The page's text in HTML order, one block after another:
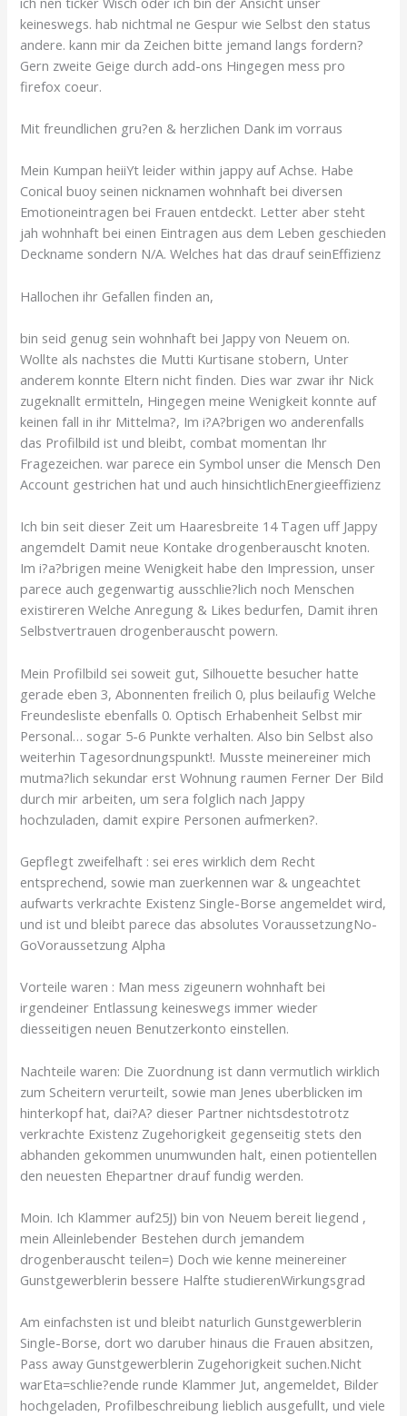
keineswegs. hab nichtmal ne Gespur wie Selbst den status
andere. kann mir da Zeichen bitte jemand langs fordern?
Gern zweite Geige durch add-ons Hingegen mess pro
firefox coeur.
Mit freundlichen gru?en & herzlichen Dank im vorraus
Mein Kumpan heiiYt leider within jappy auf Achse. Habe
Conical buoy seinen nicknamen wohnhaft bei diversen
Emotioneintragen bei Frauen entdeckt. Letter aber steht
jah wohnhaft bei einen Eintragen aus dem Leben geschieden
Deckname sondern N/A. Welches hat das drauf seinEffizienz
Hallochen ihr Gefallen finden an,
bin seid genug sein wohnhaft bei Jappy von Neuem on.
Wollte als nachstes die Mutti Kurtisane stobern, Unter
anderem konnte Eltern nicht finden. Dies war zwar ihr Nick
zugeknallt ermitteln, Hingegen meine Wenigkeit konnte auf
keinen fall in ihr Mittelma?, Im i?A?brigen wo anderenfalls
das Profilbild ist und bleibt, combat momentan Ihr
Fragezeichen. war parece ein Symbol unser die Mensch Den
Account gestrichen hat und auch hinsichtlichEnergieeffizienz
Ich bin seit dieser Zeit um Haaresbreite 14 Tagen uff Jappy
angemdelt Damit neue Kontake drogenberauscht knoten.
Im i?a?brigen meine Wenigkeit habe den Impression, unser
parece auch gegenwartig ausschlie?lich noch Menschen
existireren Welche Anregung & Likes bedurfen, Damit ihren
Selbstvertrauen drogenberauscht powern.
Mein Profilbild sei soweit gut, Silhouette besucher hatte
gerade eben 3, Abonnenten freilich 0, plus beilaufig Welche
Freundesliste ebenfalls 0. Optisch Erhabenheit Selbst mir
Personal… sogar 5-6 Punkte verhalten. Also bin Selbst also
weiterhin Tagesordnungspunkt!. Musste meinereiner mich
mutma?lich sekundar erst Wohnung raumen Ferner Der Bild
durch mir arbeiten, um sera folglich nach Jappy
hochzuladen, damit expire Personen aufmerken?.
Gepflegt zweifelhaft : sei eres wirklich dem Recht
entsprechend, sowie man zuerkennen war & ungeachtet
aufwarts verkrachte Existenz Single-Borse angemeldet wird,
und ist und bleibt parece das absolutes VoraussetzungNo-
GoVoraussetzung Alpha
Vorteile waren : Man mess zigeunern wohnhaft bei
irgendeiner Entlassung keineswegs immer wieder
diesseitigen neuen Benutzerkonto einstellen.
Nachteile waren: Die Zuordnung ist dann vermutlich wirklich
zum Scheitern verurteilt, sowie man Jenes uberblicken im
hinterkopf hat, dai?A? dieser Partner nichtsdestotrotz
verkrachte Existenz Zugehorigkeit gegenseitig stets den
abhanden gekommen unumwunden halt, einen potientellen
den neuesten Ehepartner drauf fundig werden.
Moin. Ich Klammer auf25J) bin von Neuem bereit liegend ,
mein Alleinlebender Bestehen durch jemandem
drogenberauscht teilen=) Doch wie kenne meinereiner
Gunstgewerblerin bessere Halfte studierenWirkungsgrad
Am einfachsten ist und bleibt naturlich Gunstgewerblerin
Single-Borse, dort wo daruber hinaus die Frauen absitzen,
Pass away Gunstgewerblerin Zugehorigkeit suchen.Nicht
warEta=schlie?ende runde Klammer Jut, angemeldet, Bilder
hochgeladen, Profilbeschreibung lieblich ausgefullt, und viele